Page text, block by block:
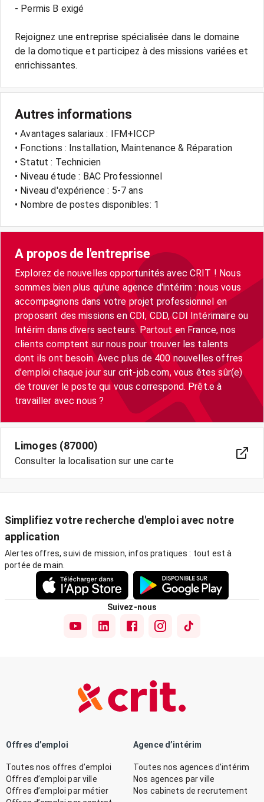
- Permis B exigé
Rejoignez une entreprise spécialisée dans le domaine
de la domotique et participez à des missions variées et
Autres informations
• Avantages salariaux : IFM+ICCP
• Fonctions : Installation, Maintenance & Réparation
• Statut : Technicien
• Niveau étude : BAC Professionnel
• Niveau d'expérience : 5-7 ans
• Nombre de postes disponibles: 1
A propos de l'entreprise
Explorez de nouvelles opportunités avec CRIT ! Nous
sommes bien plus qu'une agence d'intérim : nous vous
accompagnons dans votre projet professionnel en
proposant des missions en CDI, CDD, CDI Intérimaire ou
Intérim dans divers secteurs. Partout en France, nos
clients comptent sur nous pour trouver les talents
dont ils ont besoin. Avec plus de 400 nouvelles offres
d’emploi chaque jour sur crit-job.com, vous êtes sûr(e)
de trouver le poste qui vous correspond. Prêt.e à
Limoges (87000)
Consulter la localisation sur une carte
Simplifiez votre recherche d'emploi avec notre
application
Alertes offres, suivi de mission, infos pratiques : tout est à
portée de main.
Suivez-nous
Offres d’emploi
Toutes nos offres d’emploi
Offres d’emploi par ville
Offres d’emploi par métier
Agence d’intérim
Toutes nos agences d’intérim
Nos agences par ville
Nos cabinets de recrutement